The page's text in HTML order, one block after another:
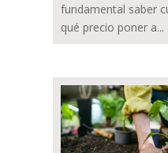
fundamental saber
qué precio poner a...